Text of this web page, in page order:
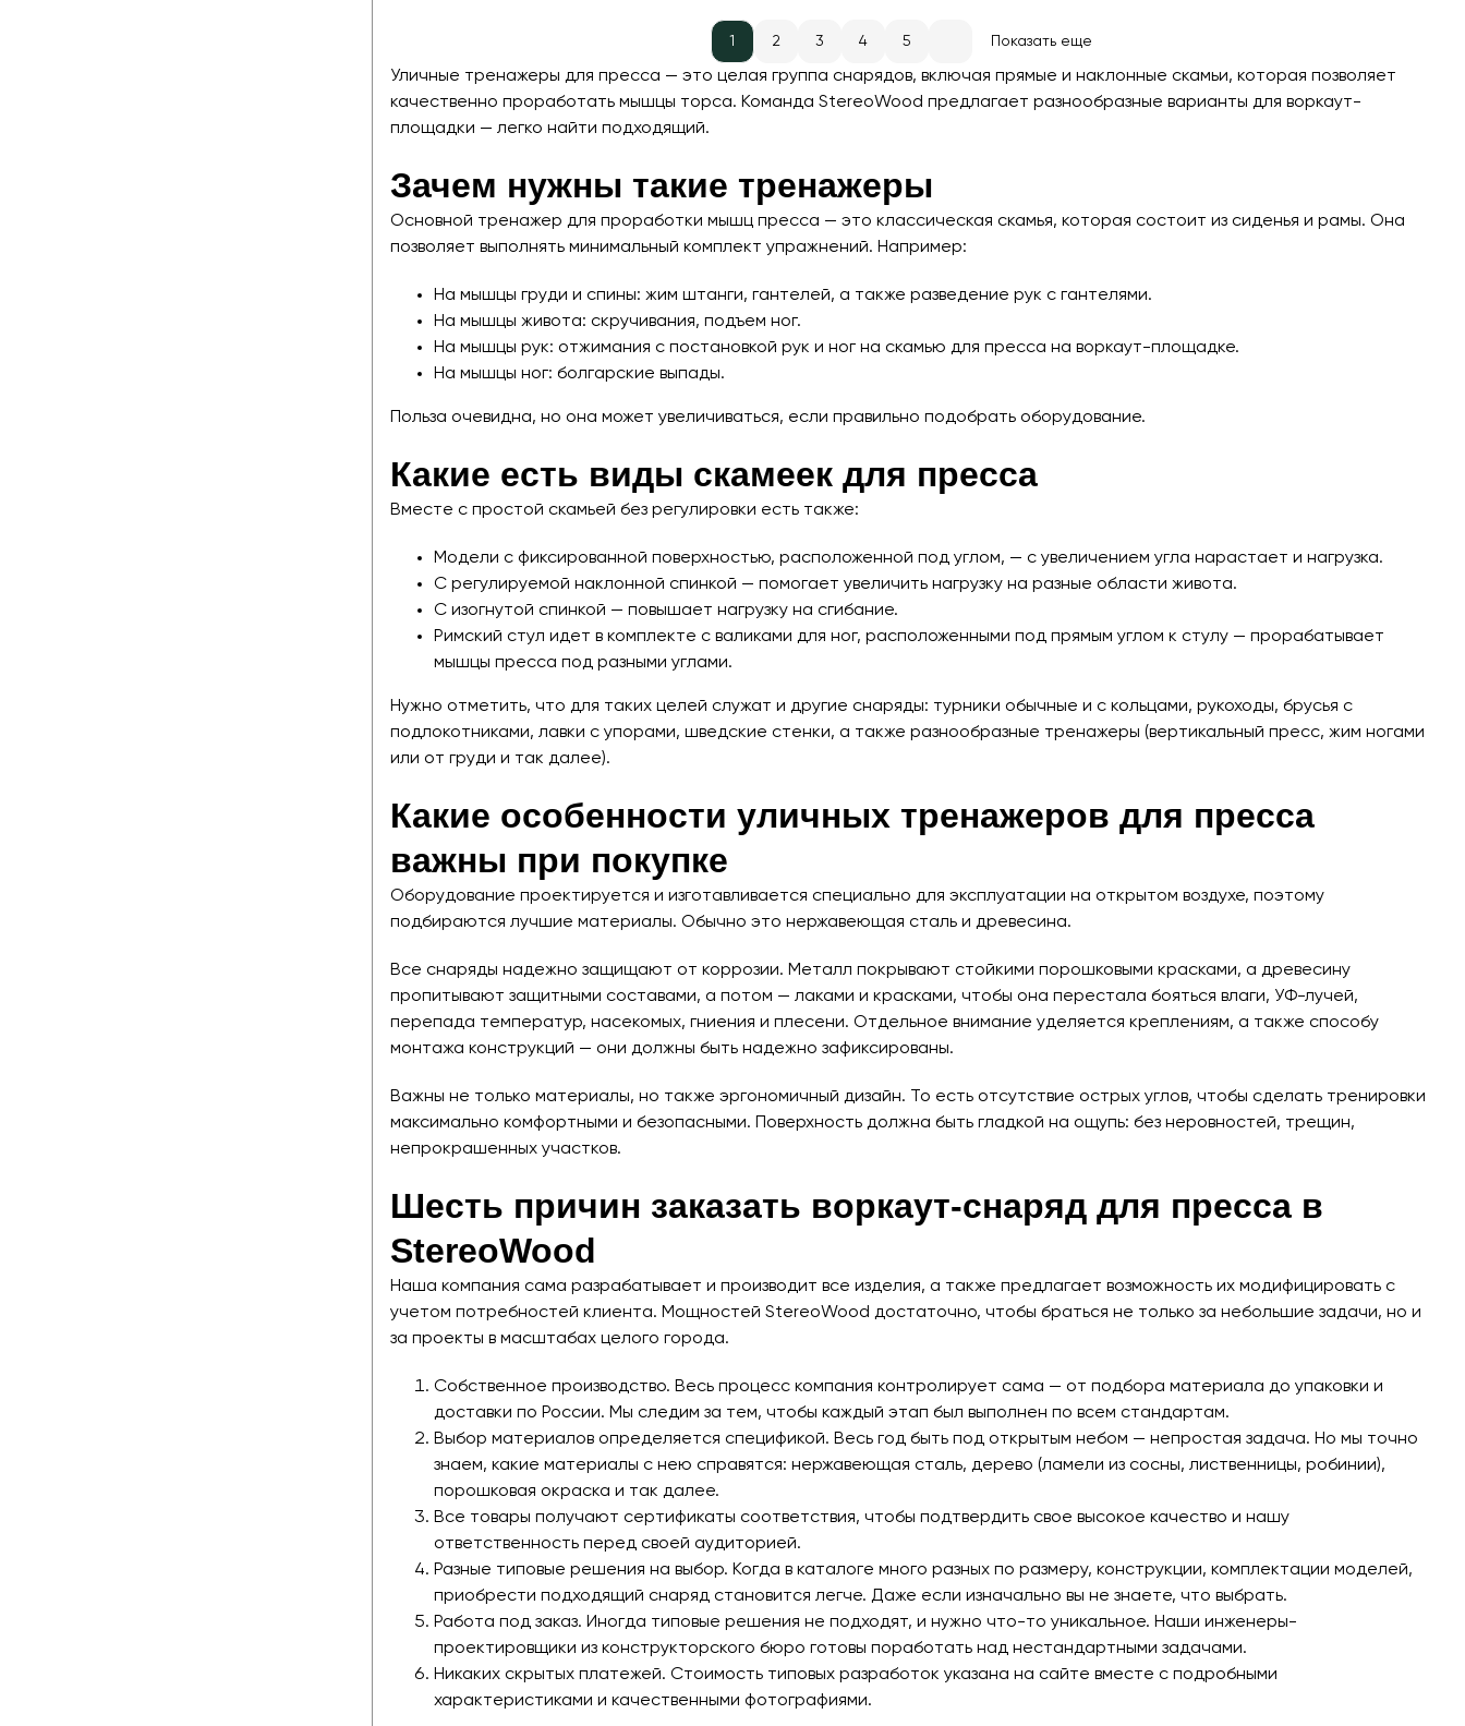
1 2 3 4 5 Показать еще
Уличные тренажеры для пресса — это целая группа снарядов, включая прямые и наклонные скамьи, которая позволяет
качественно проработать мышцы торса. Команда StereoWood предлагает разнообразные варианты для воркаут-
площадки — легко найти подходящий.
Зачем нужны такие тренажеры
Основной тренажер для проработки мышц пресса — это классическая скамья, которая состоит из сиденья и рамы. Она
позволяет выполнять минимальный комплект упражнений. Например:
На мышцы груди и спины: жим штанги, гантелей, а также разведение рук с гантелями.
На мышцы живота: скручивания, подъем ног.
На мышцы рук: отжимания с постановкой рук и ног на скамью для пресса на воркаут-площадке.
На мышцы ног: болгарские выпады.
Польза очевидна, но она может увеличиваться, если правильно подобрать оборудование.
Какие есть виды скамеек для пресса
Вместе с простой скамьей без регулировки есть также:
Модели с фиксированной поверхностью, расположенной под углом, — с увеличением угла нарастает и нагрузка.
С регулируемой наклонной спинкой — помогает увеличить нагрузку на разные области живота.
С изогнутой спинкой — повышает нагрузку на сгибание.
Римский стул идет в комплекте с валиками для ног, расположенными под прямым углом к стулу — прорабатывает
мышцы пресса под разными углами.
Нужно отметить, что для таких целей служат и другие снаряды: турники обычные и с кольцами, рукоходы, брусья с
подлокотниками, лавки с упорами, шведские стенки, а также разнообразные тренажеры (вертикальный пресс, жим ногами
или от груди и так далее).
Какие особенности уличных тренажеров для пресса
важны при покупке
Оборудование проектируется и изготавливается специально для эксплуатации на открытом воздухе, поэтому
подбираются лучшие материалы. Обычно это нержавеющая сталь и древесина.
Все снаряды надежно защищают от коррозии. Металл покрывают стойкими порошковыми красками, а древесину
пропитывают защитными составами, а потом — лаками и красками, чтобы она перестала бояться влаги, УФ-лучей,
перепада температур, насекомых, гниения и плесени. Отдельное внимание уделяется креплениям, а также способу
монтажа конструкций — они должны быть надежно зафиксированы.
Важны не только материалы, но также эргономичный дизайн. То есть отсутствие острых углов, чтобы сделать тренировки
максимально комфортными и безопасными. Поверхность должна быть гладкой на ощупь: без неровностей, трещин,
непрокрашенных участков.
Шесть причин заказать воркаут-снаряд для пресса в
StereoWood
Наша компания сама разрабатывает и производит все изделия, а также предлагает возможность их модифицировать с
учетом потребностей клиента. Мощностей StereoWood достаточно, чтобы браться не только за небольшие задачи, но и
за проекты в масштабах целого города.
Собственное производство. Весь процесс компания контролирует сама — от подбора материала до упаковки и
доставки по России. Мы следим за тем, чтобы каждый этап был выполнен по всем стандартам.
Выбор материалов определяется спецификой. Весь год быть под открытым небом — непростая задача. Но мы точно
знаем, какие материалы с нею справятся: нержавеющая сталь, дерево (ламели из сосны, лиственницы, робинии),
порошковая окраска и так далее.
Все товары получают сертификаты соответствия, чтобы подтвердить свое высокое качество и нашу
ответственность перед своей аудиторией.
Разные типовые решения на выбор. Когда в каталоге много разных по размеру, конструкции, комплектации моделей,
приобрести подходящий снаряд становится легче. Даже если изначально вы не знаете, что выбрать.
Работа под заказ. Иногда типовые решения не подходят, и нужно что-то уникальное. Наши инженеры-
проектировщики из конструкторского бюро готовы поработать над нестандартными задачами.
Никаких скрытых платежей. Стоимость типовых разработок указана на сайте вместе с подробными
характеристиками и качественными фотографиями.